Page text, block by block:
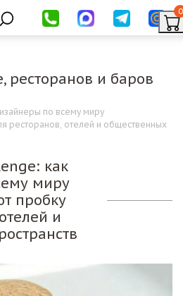
0
ресторанов и баров
по всему миру
ресторанов, отелей и общественных
как
миру
пробку
и